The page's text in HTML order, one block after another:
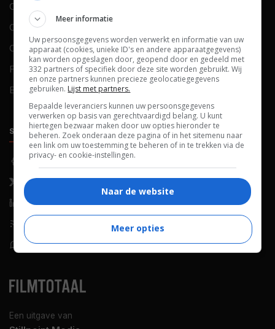
Een uitgave van
Contact
Over ons
Colofon
FAQ
Blog
Cookies
Cookievoorkeuren
SOCIALS
Facebook
X (Twitter)
LinkedIn
RSS-feed
WhatsApp
ONTDEKKEN
Nieuws
Netflix
Films op tv
Bioscoop
Meer informatie
Uw persoonsgegevens worden verwerkt en informatie van uw
apparaat (cookies, unieke ID's en andere apparaatgegevens)
kan worden opgeslagen door, geopend door en gedeeld met
332 partners of specifiek door deze site worden gebruikt. Wij
en onze partners kunnen precieze geolocatiegegevens
gebruiken. Lijst met partners.
Bepaalde leveranciers kunnen uw persoonsgegevens
verwerken op basis van gerechtvaardigd belang. U kunt
hiertegen bezwaar maken door uw opties hieronder te
beheren. Zoek onderaan deze pagina of in het sitemenu naar
een link om uw toestemming te beheren of in te trekken via de
privacy- en cookie-instellingen.
Naar de website
Meer opties